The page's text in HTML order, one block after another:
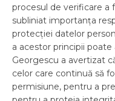
procesul de verificare a
subliniat importanța
protecției datelor
a acestor principii
Georgescu a avertizat
celor care continuă să
permisiune, pentru a